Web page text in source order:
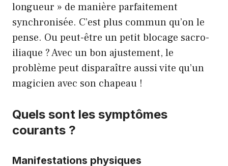
longueur » de manière parfaitement
synchronisée. C’est plus commun qu’on le
pense. Ou peut-être un petit blocage sacro-
iliaque ? Avec un bon ajustement, le
problème peut disparaître aussi vite qu’un
magicien avec son chapeau !
Quels sont les symptômes
courants ?
Manifestations physiques